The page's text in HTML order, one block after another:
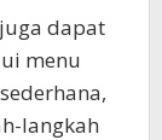
dapat
menu
langkah